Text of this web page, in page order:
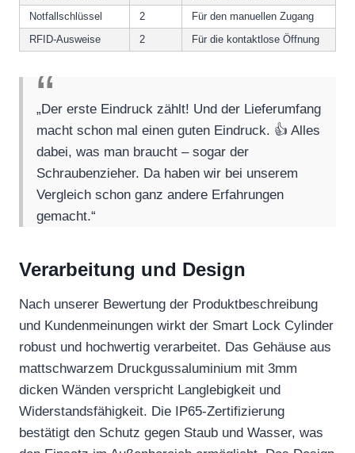
Notfallschlüssel
2
Für den manuellen Zugang
RFID-Ausweise
2 Für die kontaktlose Öffnung
„Der erste Eindruck zählt! Und der Lieferumfang
macht schon mal einen guten Eindruck. 👍 Alles
dabei, was man braucht – sogar der
Schraubenzieher. Da haben wir bei unserem
Vergleich schon ganz andere Erfahrungen
gemacht.“
Verarbeitung und Design
Nach unserer Bewertung der Produktbeschreibung
und Kundenmeinungen wirkt der Smart Lock Cylinder
robust und hochwertig verarbeitet. Das Gehäuse aus
mattschwarzem Druckgussaluminium mit 3mm
dicken Wänden verspricht Langlebigkeit und
Widerstandsfähigkeit. Die IP65-Zertifizierung
bestätigt den Schutz gegen Staub und Wasser, was